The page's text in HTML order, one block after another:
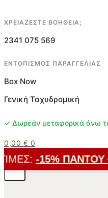
ΧΡΕΙΑΖΕΣΤΕ ΒΟΗΘΕΙΑ;
2341 075 569
ΕΝΤΟΠΙΣΜΟΣ ΠΑΡΑΓΓΕΛΙΑΣ
Box Now
Γενική Ταχυδρομική
✓ Δωρεάν μεταφορικά άνω
0,00 € 0
-15% ΠΑΝΤΟΎ👀